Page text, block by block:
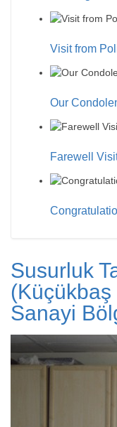
Visit from
Our
Farewell
Susurluk
Sanayi